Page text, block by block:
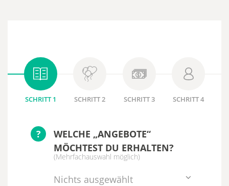
SCHRITT 1 SCHRITT 2 SCHRITT 3 SCHRITT 4
?
WELCHE „ANGEBOTE“
MÖCHTEST DU ERHALTEN?
(Mehrfachauswahl möglich)
Nichts ausgewählt